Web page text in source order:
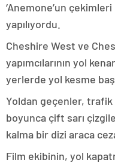
‘Anemone’un
yapılıyordu.
Cheshire West ve
yapımcılarının yol
yerlerde yol kesme
Yoldan geçenler,
boyunca çift sarı
kalma bir dizi araca
Film ekibinin, yol